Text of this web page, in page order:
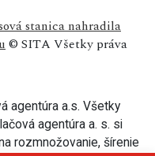
stanica nahradila
© SITA Všetky práva
agentúra a.s. Všetky
agentúra a. s. si
rozmnožovanie, šírenie